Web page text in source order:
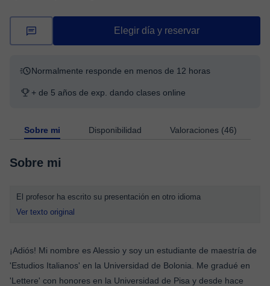
Elegir día y reservar
Normalmente responde en menos de 12 horas
+ de 5 años de exp. dando clases online
Sobre mi Disponibilidad Valoraciones (46)
Sobre mi
El profesor ha escrito su presentación en otro idioma
Ver texto original
¡Adiós! Mi nombre es Alessio y soy un estudiante de maestría de
'Estudios Italianos' en la Universidad de Bolonia. Me gradué en
'Lettere' con honores en la Universidad de Pisa y desde hace